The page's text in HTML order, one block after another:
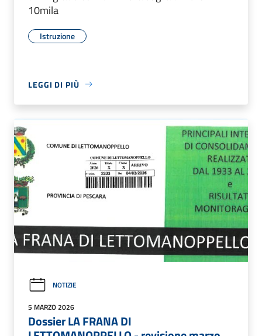
10mila
Istruzione
LEGGI DI PIÙ
NOTIZIE
5 MARZO 2026
Dossier LA FRANA DI